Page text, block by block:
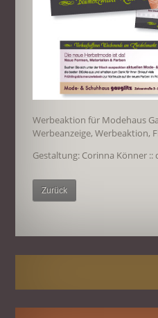
Werbeaktion für Modehaus
Werbeanzeige, Werbeaktion,
Gestaltung: Corinna Könner ::
Zurück